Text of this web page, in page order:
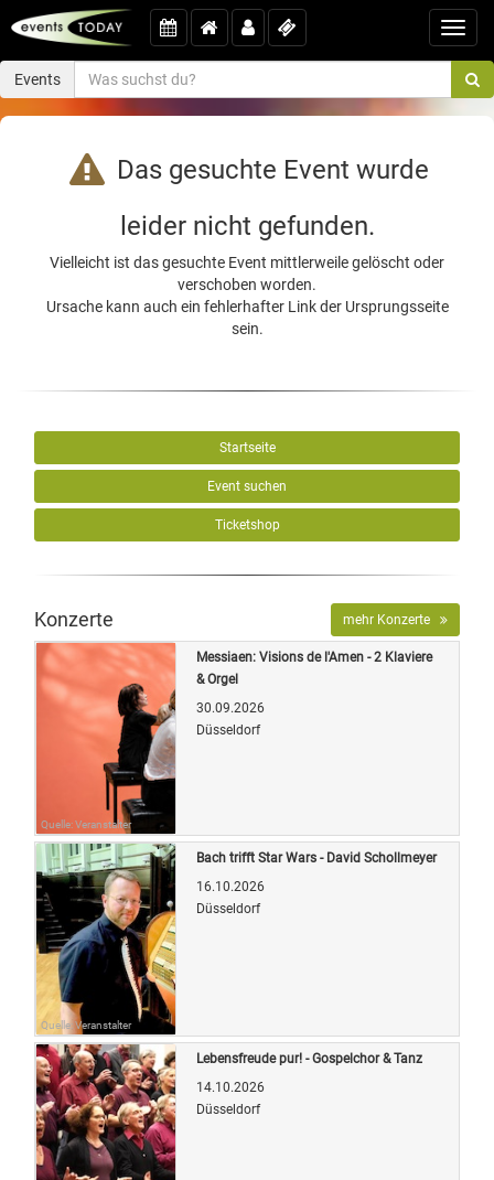
Events
Das gesuchte Event wurde
leider nicht gefunden.
Vielleicht ist das gesuchte Event mittlerweile gelöscht oder
verschoben worden.
Ursache kann auch ein fehlerhafter Link der Ursprungsseite
sein.
Startseite
Event suchen
Ticketshop
Konzerte mehr Konzerte
Quelle: Veranstalter
Messiaen: Visions de l'Amen - 2 Klaviere
& Orgel
30.09.2026
Düsseldorf
Quelle: Veranstalter
Bach trifft Star Wars - David Schollmeyer
16.10.2026
Düsseldorf
Lebensfreude pur! - Gospelchor & Tanz
14.10.2026
Düsseldorf